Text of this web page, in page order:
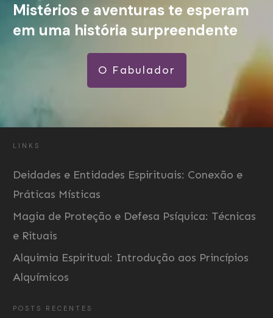
Mistérios e aventuras te esperam
em uma história surpreendente
O Fabulador
POSTS RECENTES
LINKS
Deidades e Entidades Espirituais: Conexão e
Práticas Místicas
Magia de Proteção e Defesa Psíquica: Técnicas
e Rituais
Alquimia Espiritual: Introdução aos Princípios
Alquímicos